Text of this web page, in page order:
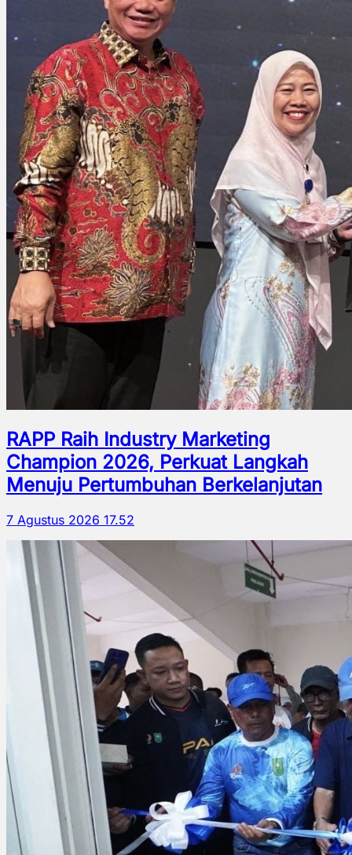
RAPP Raih Industry Marketing
Champion 2026, Perkuat Langkah
Menuju Pertumbuhan Berkelanjutan
7 Agustus 2026 17.52